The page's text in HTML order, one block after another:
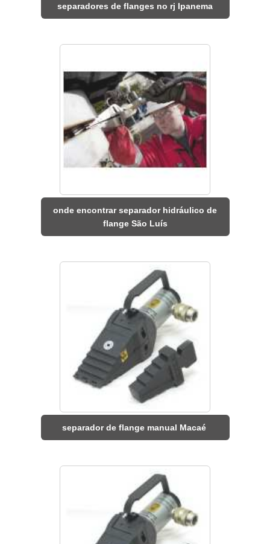
separadores de flanges no rj Ipanema
onde encontrar separador hidráulico de
flange São Luís
separador de flange manual Macaé